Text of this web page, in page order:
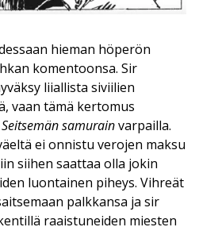
hieman höperön
komentoonsa. Sir
liiallista siviilien
vaan tämä kertomus
Seitsemän samurainvarpailla.
ei onnistu verojen maksu
siihen saattaa olla jokin
luontainen piheys. Vihreät
palkkansa ja sir
raaistuneiden miesten